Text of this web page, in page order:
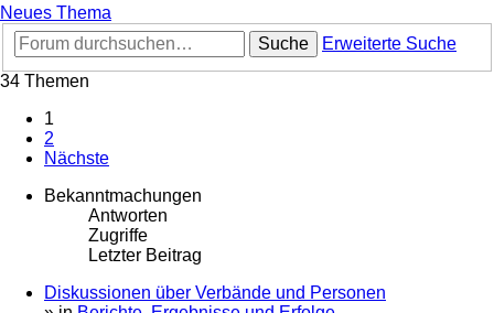
Neues Thema
Suche
Erweiterte Suche
34 Themen
1
2
Nächste
Bekanntmachungen
Antworten
Zugriffe
Letzter Beitrag
Diskussionen über Verbände und Personen